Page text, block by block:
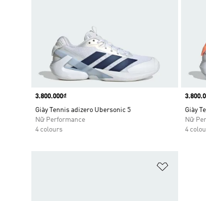
Price
3.800.000₫
Giày Tennis adizero Ubersonic 5
Nữ Performance
4 colours
Price
Giày
Nữ
4